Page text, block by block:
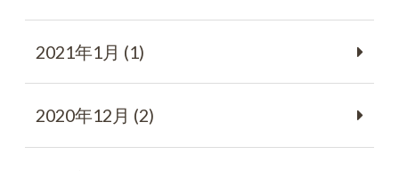
2021年1月 (1)
2020年12月 (2)